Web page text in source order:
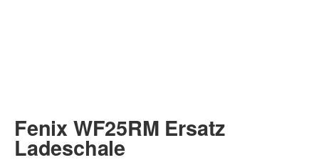
Fenix WF25RM Ersatz
Ladeschale